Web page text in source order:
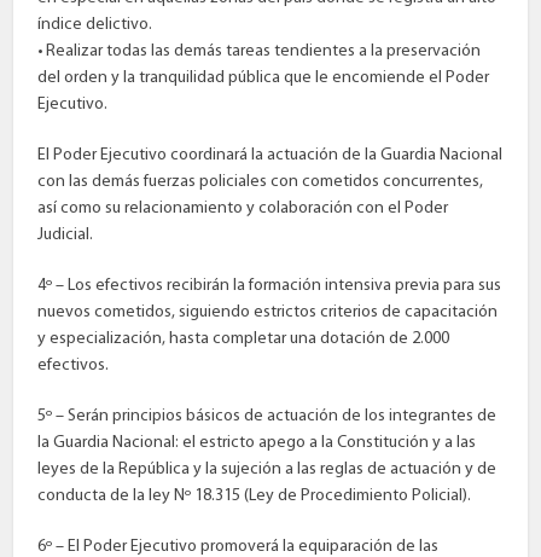
índice delictivo.
• Realizar todas las demás tareas tendientes a la preservación
del orden y la tranquilidad pública que le encomiende el Poder
Ejecutivo.
El Poder Ejecutivo coordinará la actuación de la Guardia Nacional
con las demás fuerzas policiales con cometidos concurrentes,
así como su relacionamiento y colaboración con el Poder
Judicial.
4º – Los efectivos recibirán la formación intensiva previa para sus
nuevos cometidos, siguiendo estrictos criterios de capacitación
y especialización, hasta completar una dotación de 2.000
efectivos.
5º – Serán principios básicos de actuación de los integrantes de
la Guardia Nacional: el estricto apego a la Constitución y a las
leyes de la República y la sujeción a las reglas de actuación y de
conducta de la ley Nº 18.315 (Ley de Procedimiento Policial).
6º – El Poder Ejecutivo promoverá la equiparación de las